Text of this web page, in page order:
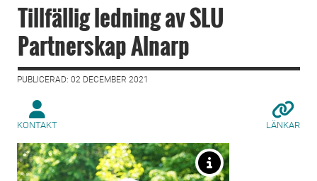
Tillfällig ledning av SLU
Partnerskap Alnarp
PUBLICERAD: 02 DECEMBER 2021
KONTAKT LÄNKAR